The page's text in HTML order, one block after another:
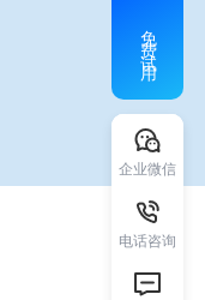
免费试用
企业微信
电话咨询